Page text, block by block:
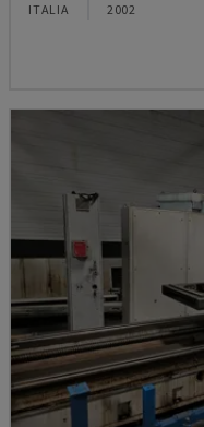
ITALIA 2002